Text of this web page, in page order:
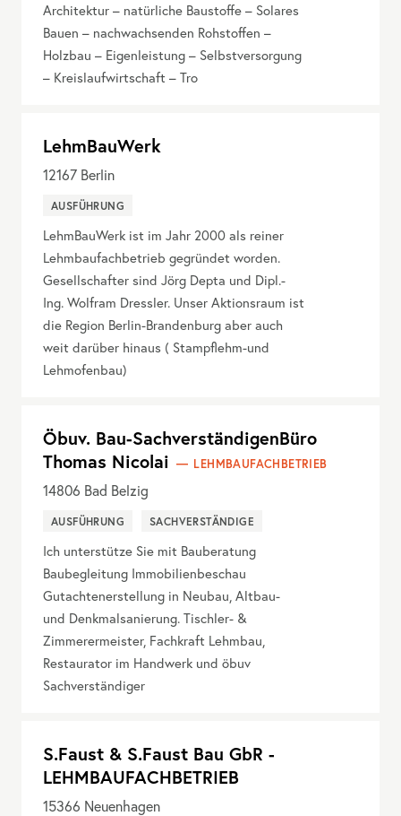
Architektur – natürliche Baustoffe – Solares
Bauen – nachwachsenden Rohstoffen –
Holzbau – Eigenleistung – Selbstversorgung
– Kreislaufwirtschaft – Tro
LehmBauWerk
12167 Berlin
AUSFÜHRUNG
LehmBauWerk ist im Jahr 2000 als reiner
Lehmbaufachbetrieb gegründet worden.
Gesellschafter sind Jörg Depta und Dipl.-
Ing. Wolfram Dressler. Unser Aktionsraum ist
die Region Berlin-Brandenburg aber auch
weit darüber hinaus ( Stampflehm-und
Lehmofenbau)
Öbuv. Bau-SachverständigenBüro
Thomas Nicolai
LEHMBAUFACHBETRIEB
14806 Bad Belzig
AUSFÜHRUNG SACHVERSTÄNDIGE
Ich unterstütze Sie mit Bauberatung
Baubegleitung Immobilienbeschau
Gutachtenerstellung in Neubau, Altbau-
und Denkmalsanierung. Tischler- &
Zimmerermeister, Fachkraft Lehmbau,
Restaurator im Handwerk und öbuv
Sachverständiger
S.Faust & S.Faust Bau GbR -
LEHMBAUFACHBETRIEB
15366 Neuenhagen